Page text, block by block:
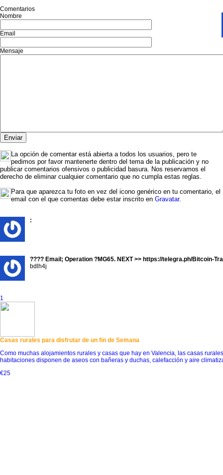
Comentarios
Nombre
Email
Mensaje
La opción de comentar está abierta a todos los usuarios, pero te
pedimos por favor mantenerte dentro del tema de la publicación y no
publicar comentarios ofensivos o publicidad basura. Nos reservamos el
derecho de eliminar cualquier comentario que no cumpla estas reglas.
Para que aparezca tu foto en vez del icono genérico en tu comentario, el
email con el que comentas debe estar inscrito en Gravatar.
:
???? Email; Operation ?MG65. NEXT >> https://telegra.ph/Bitcoin-
bdlh4j
1
Casas rurales para disfrutar de un fin de Semana
Como muchas alojamientos rurales y casas que hay en Valencia, las casas
habitaciones disponen de aseos con bañeras y duchas, calefacción y aire
€25